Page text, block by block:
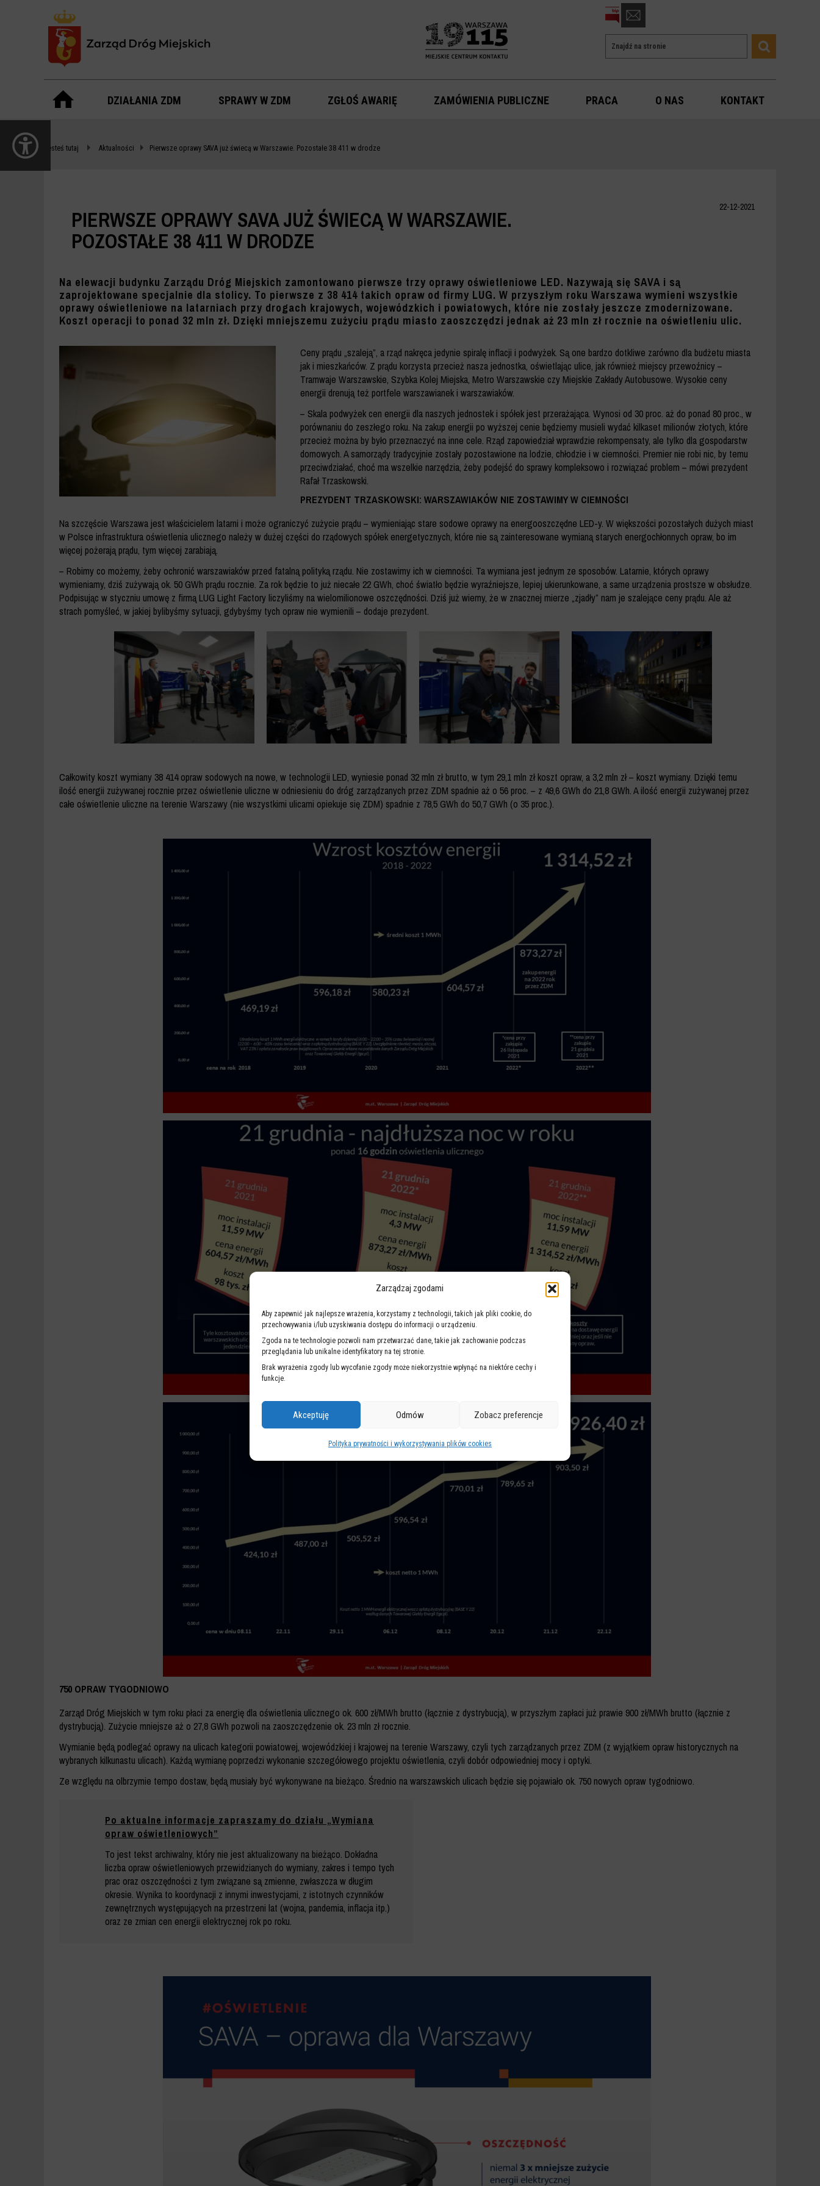
Zarządzaj zgodami
Aby zapewnić jak najlepsze wrażenia, korzystamy z technologii, takich jak pliki cookie, do
przechowywania i/lub uzyskiwania dostępu do informacji o urządzeniu.
Zgoda na te technologie pozwoli nam przetwarzać dane, takie jak zachowanie podczas
przeglądania lub unikalne identyfikatory na tej stronie.
Brak wyrażenia zgody lub wycofanie zgody może niekorzystnie wpłynąć na niektóre cechy i
funkcje.
Akceptuję Odmów Zobacz preferencje
Polityka prywatności i wykorzystywania plików cookies
PIERWSZE
OPRAWY
SAVA
POZOSTAŁE
DRODZE
WARSZAWA
otwórz
formularz
kontaktowy
Wyszukiwarka
Wyszukiwana
fraza
DZIAŁANIA ZDM SPRAWY W ZDM ZGŁOŚ AWARIĘ ZAMÓWIENIA PUBLICZNE PRACA O NAS KONTAKT
Jesteś tutaj Aktualności Pierwsze oprawy SAVA już świecą w Warszawie. Pozostałe 38 411 w drodze
22-12-2021
PIERWSZE OPRAWY SAVA JUŻ ŚWIECĄ W WARSZAWIE.
POZOSTAŁE 38 411 W DRODZE
Na elewacji budynku Zarządu Dróg Miejskich zamontowano pierwsze trzy oprawy oświetleniowe LED. Nazywają się SAVA i są
zaprojektowane specjalnie dla stolicy. To pierwsze z 38 414 takich opraw od firmy LUG. W przyszłym roku Warszawa wymieni wszystkie
oprawy oświetleniowe na latarniach przy drogach krajowych, wojewódzkich i powiatowych, które nie zostały jeszcze zmodernizowane.
Koszt operacji to ponad 32 mln zł. Dzięki mniejszemu zużyciu prądu miasto zaoszczędzi jednak aż 23 mln zł rocznie na oświetleniu ulic.
Ceny prądu „szaleją”, a rząd nakręca jedynie spiralę inflacji i podwyżek. Są one bardzo dotkliwe zarówno dla budżetu miasta
jak i mieszkańców. Z prądu korzysta przecież nasza jednostka, oświetlając ulice, jak również miejscy przewoźnicy –
Tramwaje Warszawskie, Szybka Kolej Miejska, Metro Warszawskie czy Miejskie Zakłady Autobusowe. Wysokie ceny
energii drenują też portfele warszawianek i warszawiaków.
– Skala podwyżek cen energii dla naszych jednostek i spółek jest przerażająca. Wynosi od 30 proc. aż do ponad 80 proc., w
porównaniu do zeszłego roku. Na zakup energii po wyższej cenie będziemy musieli wydać kilkaset milionów złotych, które
przecież można by było przeznaczyć na inne cele. Rząd zapowiedział wprawdzie rekompensaty, ale tylko dla gospodarstw
domowych. A samorządy tradycyjnie zostały pozostawione na lodzie, chłodzie i w ciemności. Premier nie robi nic, by temu
przeciwdziałać, choć ma wszelkie narzędzia, żeby podejść do sprawy kompleksowo i rozwiązać problem – mówi prezydent
Rafał Trzaskowski.
PREZYDENT TRZASKOWSKI: WARSZAWIAKÓW NIE ZOSTAWIMY W CIEMNOŚCI
Na szczęście Warszawa jest właścicielem latarni i może ograniczyć zużycie prądu – wymieniając stare sodowe oprawy na energooszczędne LED-y. W większości pozostałych dużych miast
w Polsce infrastruktura oświetlenia ulicznego należy w dużej części do rządowych spółek energetycznych, które nie są zainteresowane wymianą starych energochłonnych opraw, bo im
więcej pożerają prądu, tym więcej zarabiają.
– Robimy co możemy, żeby ochronić warszawiaków przed fatalną polityką rządu. Nie zostawimy ich w ciemności. Ta wymiana jest jednym ze sposobów. Latarnie, których oprawy
wymieniamy, dziś zużywają ok. 50 GWh prądu rocznie. Za rok będzie to już niecałe 22 GWh, choć światło będzie wyraźniejsze, lepiej ukierunkowane, a same urządzenia prostsze w obsłudze.
Podpisując w styczniu umowę z firmą LUG Light Factory liczyliśmy na wielomilionowe oszczędności. Dziś już wiemy, że w znacznej mierze „zjadły” nam je szalejące ceny prądu. Ale aż
strach pomyśleć, w jakiej bylibyśmy sytuacji, gdybyśmy tych opraw nie wymienili – dodaje prezydent.
Całkowity koszt wymiany 38 414 opraw sodowych na nowe, w technologii LED, wyniesie ponad 32 mln zł brutto, w tym 29,1 mln zł koszt opraw, a 3,2 mln zł – koszt wymiany. Dzięki temu
ilość energii zużywanej rocznie przez oświetlenie uliczne w odniesieniu do dróg zarządzanych przez ZDM spadnie aż o 56 proc. – z 49,6 GWh do 21,8 GWh. A ilość energii zużywanej przez
całe oświetlenie uliczne na terenie Warszawy (nie wszystkimi ulicami opiekuje się ZDM) spadnie z 78,5 GWh do 50,7 GWh (o 35 proc.).
750 OPRAW TYGODNIOWO
Zarząd Dróg Miejskich w tym roku płaci za energię dla oświetlenia ulicznego ok. 600 zł/MWh brutto (łącznie z dystrybucją), w przyszłym zapłaci już prawie 900 zł/MWh brutto (łącznie z
dystrybucją). Zużycie mniejsze aż o 27,8 GWh pozwoli na zaoszczędzenie ok. 23 mln zł rocznie.
Wymianie będą podlegać oprawy na ulicach kategorii powiatowej, wojewódzkiej i krajowej na terenie Warszawy, czyli tych zarządzanych przez ZDM (z wyjątkiem opraw historycznych na
wybranych kilkunastu ulicach). Każdą wymianę poprzedzi wykonanie szczegółowego projektu oświetlenia, czyli dobór odpowiedniej mocy i optyki.
Ze względu na olbrzymie tempo dostaw, będą musiały być wykonywane na bieżąco. Średnio na warszawskich ulicach będzie się pojawiało ok. 750 nowych opraw tygodniowo.
Po aktualne informacje zapraszamy do działu „Wymiana
opraw oświetleniowych”
To jest tekst archiwalny, który nie jest aktualizowany na bieżąco. Dokładna
liczba opraw oświetleniowych przewidzianych do wymiany, zakres i tempo tych
prac oraz oszczędności z tym związane są zmienne, zwłaszcza w długim
okresie. Wynika to koordynacji z innymi inwestycjami, z istotnych czynników
zewnętrznych występujących na przestrzeni lat (wojna, pandemia, inflacja itp.)
oraz ze zmian cen energii elektrycznej rok po roku.
panel